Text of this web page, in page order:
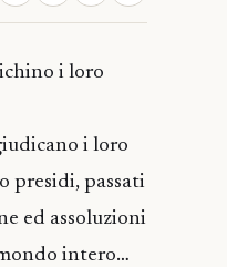
i loro
i loro
presidi, passati
ed assoluzioni
intero…